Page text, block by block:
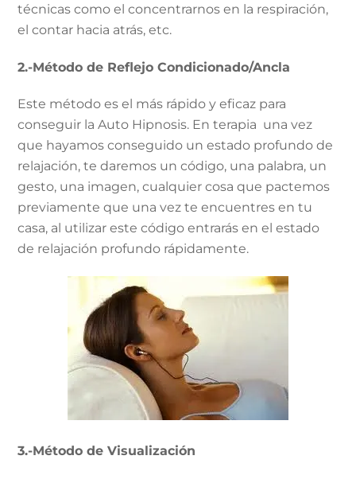
técnicas como el concentrarnos en la respiración,
el contar hacia atrás, etc.
2.-Método de Reflejo Condicionado/Ancla
Este método es el más rápido y eficaz para
conseguir la Auto Hipnosis. En terapia una vez
que hayamos conseguido un estado profundo de
relajación, te daremos un código, una palabra, un
gesto, una imagen, cualquier cosa que pactemos
previamente que una vez te encuentres en tu
casa, al utilizar este código entrarás en el estado
de relajación profundo rápidamente.
3.-Método de Visualización